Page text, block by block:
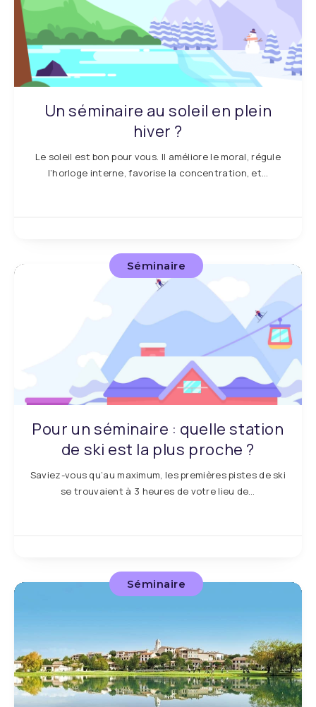
Un séminaire au soleil en plein
hiver ?
Le soleil est bon pour vous. Il améliore le moral, régule
l’horloge interne, favorise la concentration, et…
Séminaire
Pour un séminaire : quelle station
de ski est la plus proche ?
Saviez-vous qu’au maximum, les premières pistes de ski
se trouvaient à 3 heures de votre lieu de…
Séminaire